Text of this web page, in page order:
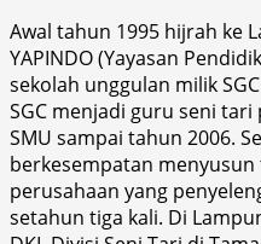
Awal tahun 1995 hijrah ke
YAPINDO (Yayasan
sekolah unggulan milik
SGC menjadi guru seni tari
SMU sampai tahun 2006.
berkesempatan
perusahaan yang
setahun tiga kali. Di